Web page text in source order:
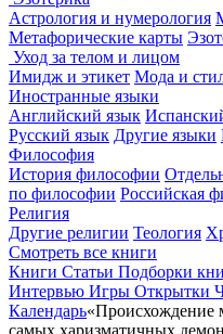
Астрология и нумерология
Метафорические карты
Уход за телом и лицом
Имидж и этикет Мода и
Иностранные языки
Английский язык
Русский язык Другие языки
Философия
История философии
по философии Российская
Религия
Другие религии Теология
Смотреть все книги
Книги Статьи Подборки
Интервью Игры Открытки
Календарь«Происхождение
самых харизматичных